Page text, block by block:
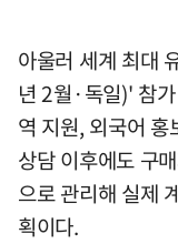
아울러 세계 최대
년 2월·독일)' 참
역 지원, 외국어
상담 이후에도 구
으로 관리해 실제
획이다.